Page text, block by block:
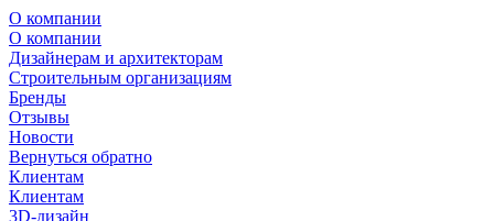
О компании
О компании
Дизайнерам и архитекторам
Строительным организациям
Бренды
Отзывы
Новости
Вернуться обратно
Клиентам
Клиентам
3D-дизайн